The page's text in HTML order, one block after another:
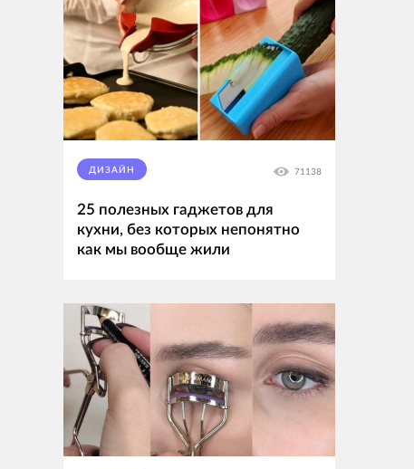
ДИЗАЙН 71138
25 полезных гаджетов для
кухни, без которых непонятно
как мы вообще жили